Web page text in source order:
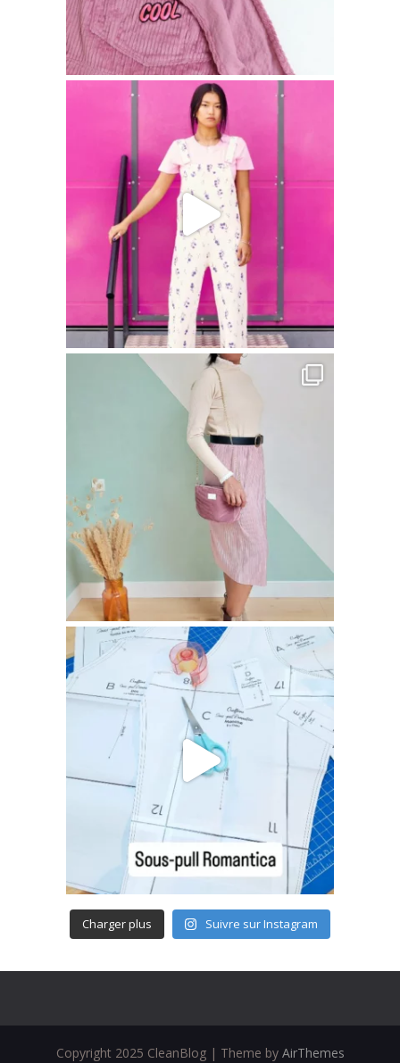
Charger plus Suivre sur Instagram
Copyright 2025 CleanBlog | Theme by AirThemes